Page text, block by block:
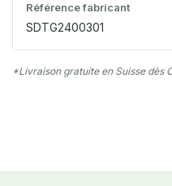
Référence fabricant
SDTG2400301
*Livraison gratuite en Suisse dès